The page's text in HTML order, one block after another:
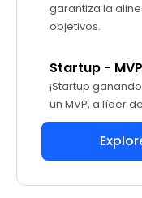
garantiza la
objetivos.
Startup -
¡Startup
un MVP, a líder